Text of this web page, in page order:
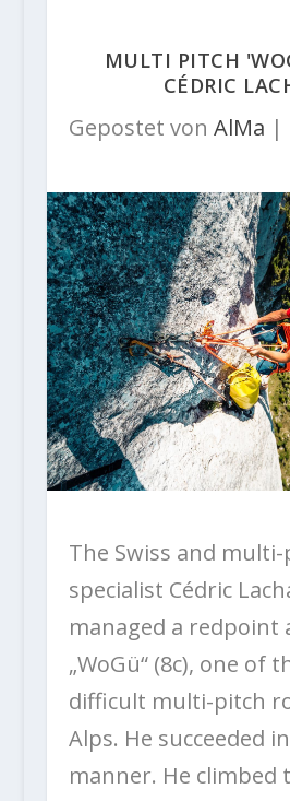
MULTI PITCH
CÉDRIC
Gepostet von AlMa |
The Swiss and
specialist Cédric
managed a redpoint
„WoGü“ (8c), one of
difficult multi-pitch
Alps. He succeeded
manner. He climbed